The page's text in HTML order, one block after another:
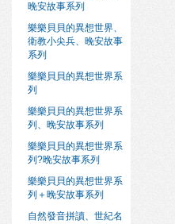
晚安故事系列
樂樂貝貝的異想世界、
衛教小尖兵、晚安故事
系列
樂樂貝貝的異想世界系
列
樂樂貝貝的異想世界系
列、晚安故事系列
樂樂貝貝的異想世界系
列?晚安故事系列
樂樂貝貝的異想世界系
列＋晚安故事系列
自然發音拼讀、世紀名